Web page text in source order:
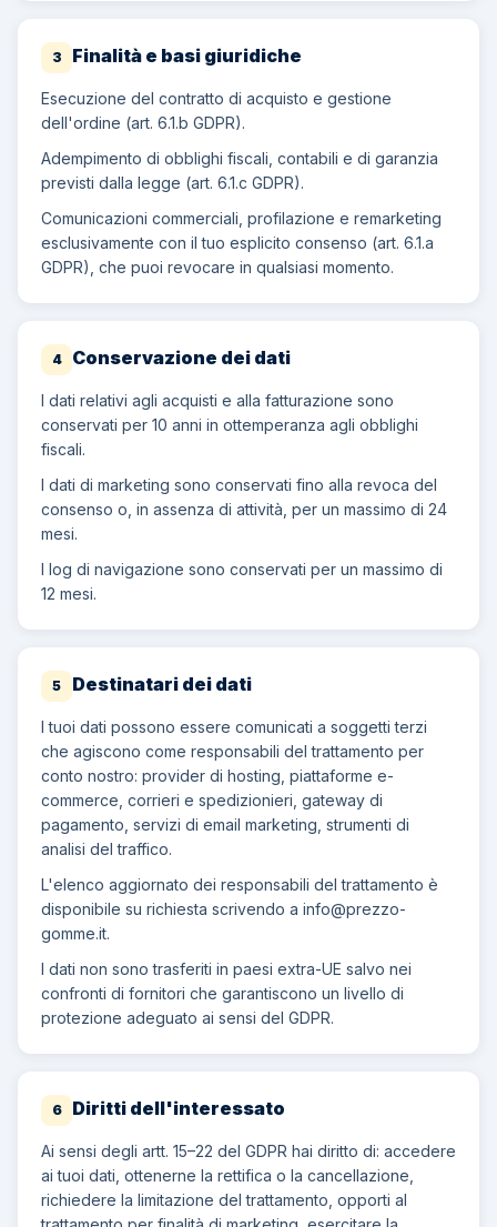
3 Finalità e basi giuridiche
Esecuzione del contratto di acquisto e gestione
dell'ordine (art. 6.1.b GDPR).
Adempimento di obblighi fiscali, contabili e di garanzia
previsti dalla legge (art. 6.1.c GDPR).
Comunicazioni commerciali, profilazione e remarketing
esclusivamente con il tuo esplicito consenso (art. 6.1.a
GDPR), che puoi revocare in qualsiasi momento.
4 Conservazione dei dati
I dati relativi agli acquisti e alla fatturazione sono
conservati per 10 anni in ottemperanza agli obblighi
fiscali.
I dati di marketing sono conservati fino alla revoca del
consenso o, in assenza di attività, per un massimo di 24
mesi.
I log di navigazione sono conservati per un massimo di
12 mesi.
5 Destinatari dei dati
I tuoi dati possono essere comunicati a soggetti terzi
che agiscono come responsabili del trattamento per
conto nostro: provider di hosting, piattaforme e-
commerce, corrieri e spedizionieri, gateway di
pagamento, servizi di email marketing, strumenti di
analisi del traffico.
L'elenco aggiornato dei responsabili del trattamento è
disponibile su richiesta scrivendo a info@prezzo-
gomme.it.
I dati non sono trasferiti in paesi extra-UE salvo nei
confronti di fornitori che garantiscono un livello di
protezione adeguato ai sensi del GDPR.
6 Diritti dell'interessato
Ai sensi degli artt. 15–22 del GDPR hai diritto di: accedere
ai tuoi dati, ottenerne la rettifica o la cancellazione,
richiedere la limitazione del trattamento, opporti al